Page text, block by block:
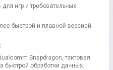
игр и требовательных
быстрой и плавной версией
Snapdragon, тактовая
быстрой обработки данных.